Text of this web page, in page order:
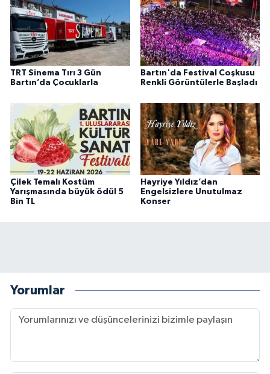
TRT Sinema Tırı 3 Gün
Bartın’da Çocuklarla
Bartın'da Festival Coşkusu
Renkli Görüntülerle Başladı
Çilek Temalı Kostüm
Yarışmasında büyük ödül 5
Bin TL
Hayriye Yıldız’dan
Engelsizlere Unutulmaz
Konser
Yorumlar